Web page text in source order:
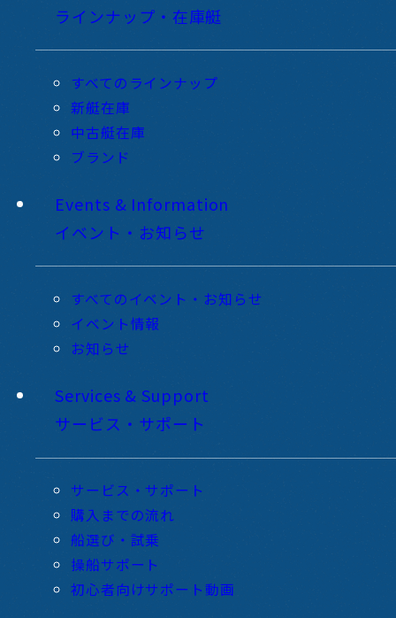
ラインナップ・在庫艇
すべてのラインナップ
新艇在庫
中古艇在庫
ブランド
Events & Information
イベント・お知らせ
すべてのイベント・お知らせ
イベント情報
お知らせ
Services & Support
サービス・サポート
サービス・サポート
購入までの流れ
船選び・試乗
操船サポート
初心者向けサポート動画